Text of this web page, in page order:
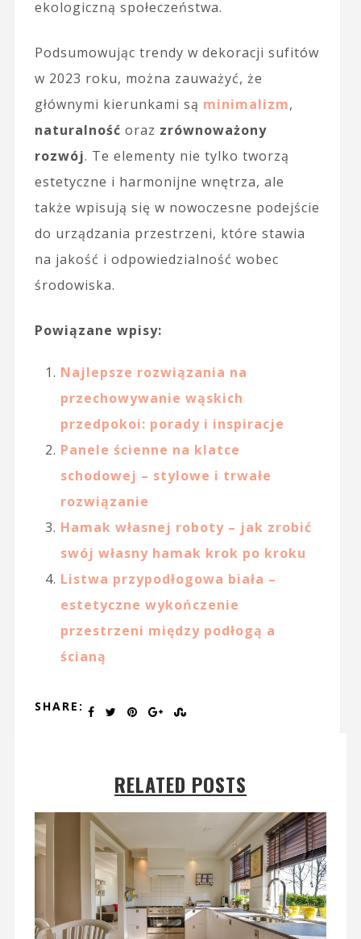
ekologiczną społeczeństwa.
Podsumowując trendy w dekoracji sufitów
w 2023 roku, można zauważyć, że
głównymi kierunkami są minimalizm,
naturalność oraz zrównoważony
rozwój. Te elementy nie tylko tworzą
estetyczne i harmonijne wnętrza, ale
także wpisują się w nowoczesne podejście
do urządzania przestrzeni, które stawia
na jakość i odpowiedzialność wobec
środowiska.
Powiązane wpisy:
Najlepsze rozwiązania na
przechowywanie wąskich
przedpokoi: porady i inspiracje
Panele ścienne na klatce
schodowej – stylowe i trwałe
rozwiązanie
Hamak własnej roboty – jak zrobić
swój własny hamak krok po kroku
Listwa przypodłogowa biała –
estetyczne wykończenie
przestrzeni między podłogą a
ścianą
SHARE:
RELATED POSTS